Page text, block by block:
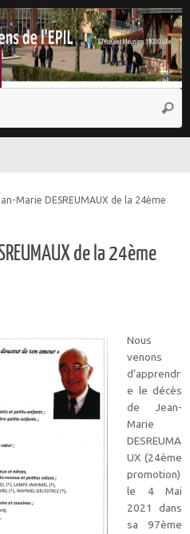
:
Marie DESREUMAUX de la 24ème
de la 24ème
Nous
venons
d’apprendr
e le décès
de Jean-
Marie
DESREUMA
UX (24ème
promotion)
le 4 Mai
2021 dans
sa 97ème